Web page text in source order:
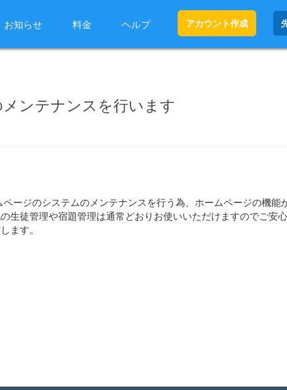
アカウント作成
お知らせ 料金 ヘルプ
ンテナンスを行います
ージのシステムのメンテナンスを行う為、ホームページの機能
生徒管理や宿題管理は通常どおりお使いいただけますのでご安心
ます。